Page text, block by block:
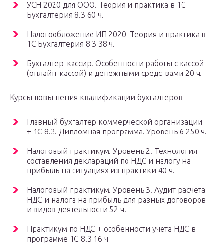
УСН 2020 для ООО. Теория и практика в 1С
Бухгалтерия 8.3 60 ч.
Налогообложение ИП 2020. Теория и практика в
1С Бухгалтерия 8.3 38 ч.
Бухгалтер-кассир. Особенности работы с кассой
(онлайн-кассой) и денежными средствами 20 ч.
Курсы повышения квалификации бухгалтеров
Главный бухгалтер коммерческой организации
+ 1С 8.3. Дипломная программа. Уровень 6 250 ч.
Налоговый практикум. Уровень 2. Технология
составления деклараций по НДС и налогу на
прибыль на ситуациях из практики 40 ч.
Налоговый практикум. Уровень 3. Аудит расчета
НДС и налога на прибыль для разных договоров
и видов деятельности 52 ч.
Практикум по НДС + особенности учета НДС в
программе 1С 8.3 16 ч.